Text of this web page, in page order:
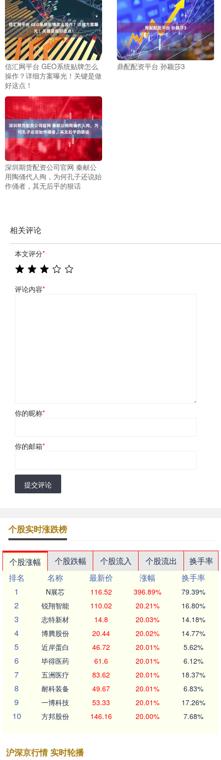
信汇网平台 GEO系统贴牌怎么
操作？详细方案曝光！关键是做
好这点！
鼎配配资平台 孙颖莎3
深圳期货配资公司官网 秦献公
用陶俑代人殉，为何孔子还说始
作俑者，其无后乎的狠话
相关评论
本文评分*
评论内容*
你的昵称*
你的邮箱*
提交评论
个股实时涨跌榜
个股涨幅 个股跌幅 个股流入 个股流出
换手率
排名
名称 最新价 涨幅
换手率
1
N展芯 116.52 396.89% 79.39%
2 锐翔智能 110.02 20.21% 16.80%
3 志特新材 14.8 20.03% 14.18%
4 博腾股份 20.44 20.02% 14.77%
5 近岸蛋白 46.72 20.01% 5.62%
6 毕得医药 61.6 20.01% 6.12%
7 五洲医疗 83.62 20.01% 18.37%
8 耐科装备 49.67 20.01% 6.83%
9 一博科技 53.33 20.01% 17.26%
10 方邦股份 146.16 20.00% 7.68%
沪深京行情 实时轮播